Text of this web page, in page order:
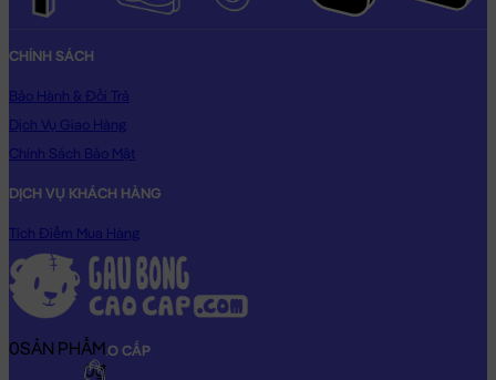
CHÍNH SÁCH
Bảo Hành & Đổi Trả
Dịch Vụ Giao Hàng
Chính Sách Bảo Mật
DỊCH VỤ KHÁCH HÀNG
Tích Điểm Mua Hàng
GẤU BÔNG CAO CẤP
0SẢN PHẨM
0₫